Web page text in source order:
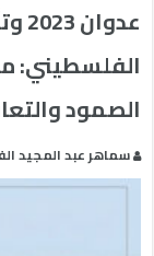
الفلسطيني:
الصمود
سماهر عبد المجيد